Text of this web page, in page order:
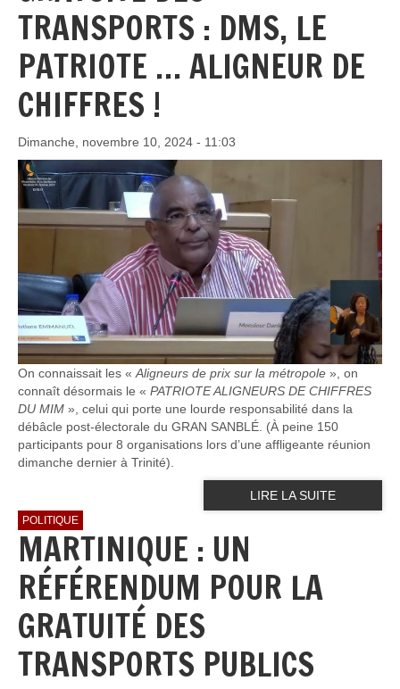
TRANSPORTS : DMS, LE
PATRIOTE … ALIGNEUR DE
CHIFFRES !
Dimanche, novembre 10, 2024 - 11:03
On connaissait les «Aligneurs de prix sur la métropole », on
connaît désormais le « PATRIOTE ALIGNEURS DE CHIFFRES
DU MIM », celui qui porte une lourde responsabilité dans la
débâcle post-électorale du GRAN SANBLÉ. (À peine 150
participants pour 8 organisations lors d’une affligeante réunion
dimanche dernier à Trinité).
LIRE LA SUITE
POLITIQUE
MARTINIQUE : UN
RÉFÉRENDUM POUR LA
GRATUITÉ DES
TRANSPORTS PUBLICS